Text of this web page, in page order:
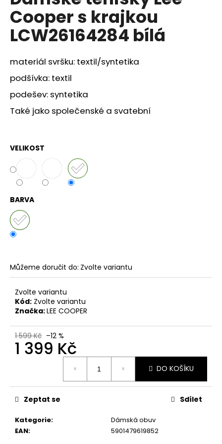
0,0
z
5
hvězdiček.
Cooper s krajkou
LCW26164284 bílá
materiál svršku: textil/syntetika
podšívka: textil
podešev: syntetika
Také jako společenské a svatební
VELIKOST
BARVA
Můžeme doručit do: Zvolte variantu
Zvolte variantu
Kód: Zvolte variantu
Značka:LEE COOPER
1 599 Kč –12 %
1 399 Kč
DO KOŠÍKU
Kategorie:
Dámská obuv
EAN: 5901479619852
Zeptat se Sdílet
a
j
í
?
HLEDAT
o
p
r
u
č
u
m
e
PÁNSKÉ
SANDÁLY
KEEN
NEWPORT
BISON
KOŽENÉ
Původně:
799